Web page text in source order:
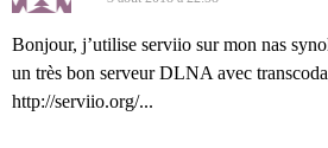
Bonjour, j’utilise serviio sur mon nas
un très bon serveur DLNA avec
http://serviio.org/...